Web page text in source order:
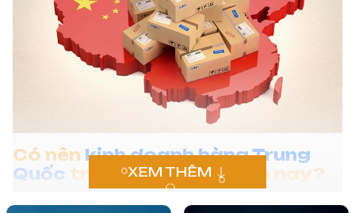
Có nên kinh doanh hàng Trung
Quốc trong giai đoạn hiện nay?
XEM THÊM